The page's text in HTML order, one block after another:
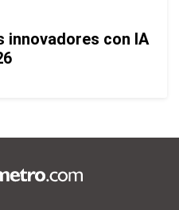
innovadores con IA